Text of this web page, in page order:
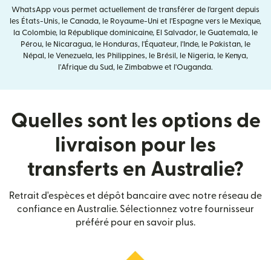
WhatsApp vous permet actuellement de transférer de l'argent depuis
les États-Unis, le Canada, le Royaume-Uni et l'Espagne vers le Mexique,
la Colombie, la République dominicaine, El Salvador, le Guatemala, le
Pérou, le Nicaragua, le Honduras, l'Équateur, l'Inde, le Pakistan, le
Népal, le Venezuela, les Philippines, le Brésil, le Nigeria, le Kenya,
l'Afrique du Sud, le Zimbabwe et l'Ouganda.
Quelles sont les options de
livraison pour les
transferts en Australie?
Retrait d'espèces et dépôt bancaire avec notre réseau de
confiance en Australie. Sélectionnez votre fournisseur
préféré pour en savoir plus.